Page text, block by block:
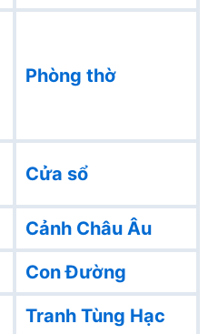
Phòng thờ
Cửa sổ
Cảnh Châu Âu
Con Đường
Tranh Tùng Hạc